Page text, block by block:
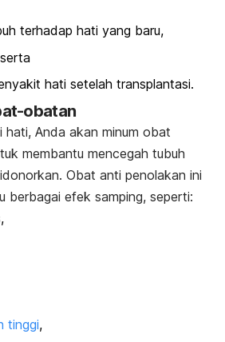
terhadap hati yang baru,
hati setelah transplantasi.
obatan
hati, Anda akan minum obat
membantu mencegah tubuh
Obat anti penolakan ini
berbagai efek samping, seperti:
tinggi,